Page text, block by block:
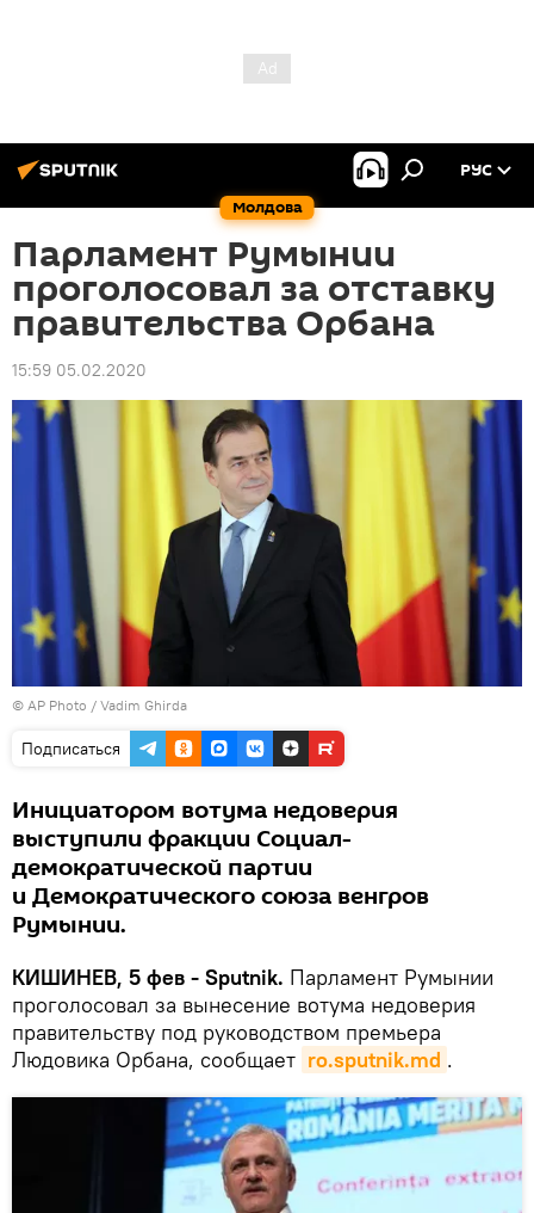
Молдова
РУС
Парламент Румынии
проголосовал за отставку
правительства Орбана
15:59 05.02.2020
© AP Photo / Vadim Ghirda
Подписаться
Инициатором вотума недоверия
выступили фракции Социал-
демократической партии
и Демократического союза венгров
Румынии.
КИШИНЕВ, 5 фев - Sputnik. Парламент Румынии
проголосовал за вынесение вотума недоверия
правительству под руководством премьера
Людовика Орбана, сообщает ro.sputnik.md .